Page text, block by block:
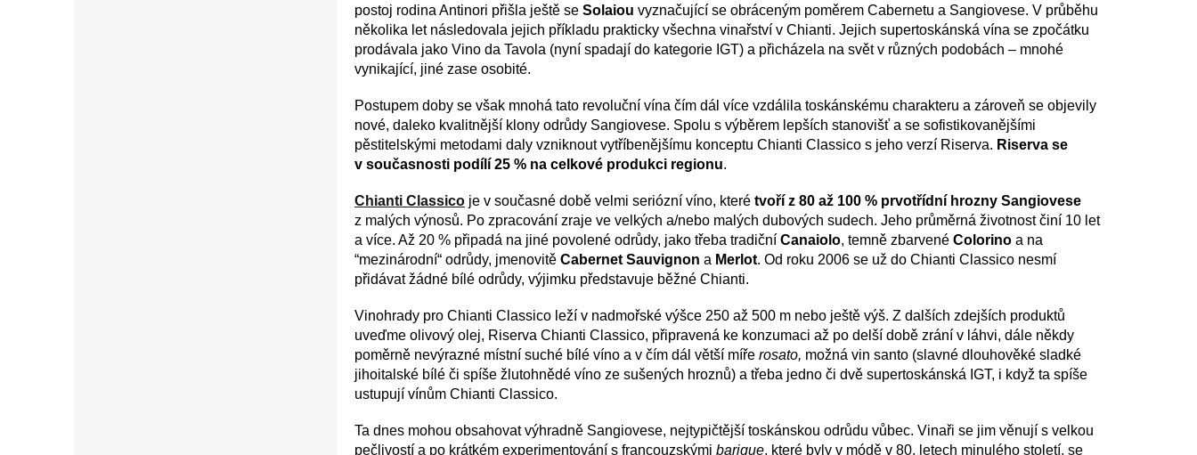
postoj rodina Antinori přišla ještě se Solaiou vyznačující se obráceným poměrem Cabernetu a Sangiovese. V průběhu
několika let následovala jejich příkladu prakticky všechna vinařství v Chianti. Jejich supertoskánská vína se zpočátku
prodávala jako Vino da Tavola (nyní spadají do kategorie IGT) a přicházela na svět v různých podobách – mnohé
vynikající, jiné zase osobité.
Postupem doby se však mnohá tato revoluční vína čím dál více vzdálila toskánskému charakteru a zároveň se objevily
nové, daleko kvalitnější klony odrůdy Sangiovese. Spolu s výběrem lepších stanovišť a se sofistikovanějšími
pěstitelskými metodami daly vzniknout vytříbenějšímu konceptu Chianti Classico s jeho verzí Riserva. Riserva se
v současnosti podílí 25 % na celkové produkci regionu.
Chianti Classico je v současné době velmi seriózní víno, které tvoří z 80 až 100 % prvotřídní hrozny Sangiovese
z malých výnosů. Po zpracování zraje ve velkých a/nebo malých dubových sudech. Jeho průměrná životnost činí 10 let
a více. Až 20 % připadá na jiné povolené odrůdy, jako třeba tradiční Canaiolo, temně zbarvené Colorino a na
“mezinárodní“ odrůdy, jmenovitě Cabernet Sauvignon a Merlot. Od roku 2006 se už do Chianti Classico nesmí
přidávat žádné bílé odrůdy, výjimku představuje běžné Chianti.
Vinohrady pro Chianti Classico leží v nadmořské výšce 250 až 500 m nebo ještě výš. Z dalších zdejších produktů
uveďme olivový olej, Riserva Chianti Classico, připravená ke konzumaci až po delší době zrání v láhvi, dále někdy
poměrně nevýrazné místní suché bílé víno a v čím dál větší míře rosato, možná vin santo (slavné dlouhověké sladké
jihoitalské bílé či spíše žlutohnědé víno ze sušených hroznů) a třeba jedno či dvě supertoskánská IGT, i když ta spíše
ustupují vínům Chianti Classico.
Ta dnes mohou obsahovat výhradně Sangiovese, nejtypičtější toskánskou odrůdu vůbec. Vinaři se jim věnují s velkou
pečlivostí a po krátkém experimentování s francouzskými barique, které byly v módě v 80. letech minulého století, se